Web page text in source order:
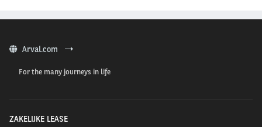
Arval.com
For the many journeys in life
ZAKELIJKE LEASE